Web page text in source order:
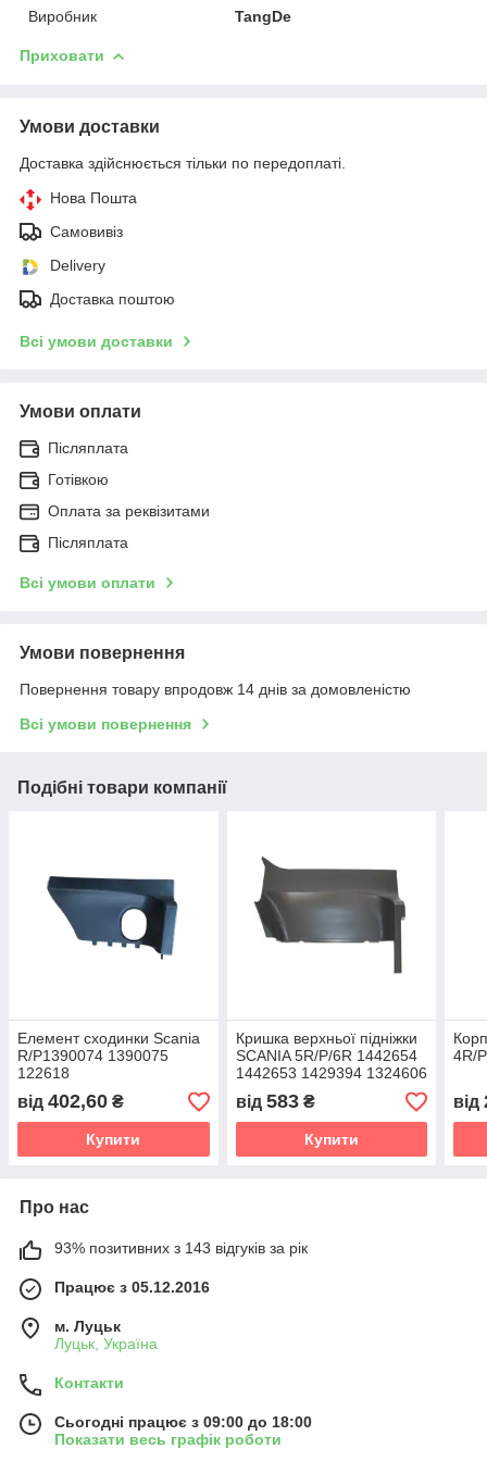
Виробник
TangDe
Приховати
Умови доставки
Доставка здійснюється тільки по передоплаті.
Нова Пошта
Самовивіз
Delivery
Доставка поштою
Всі умови доставки
Умови оплати
Післяплата
Готівкою
Оплата за реквізитами
Післяплата
Всі умови оплати
Умови повернення
Повернення товару впродовж 14 днів за домовленістю
Всі умови повернення
Подібні товари компанії
Елемент сходинки Scania
R/P1390074 1390075
122618
від 402,60 ₴
Купити
Кришка верхньої підніжки
SCANIA 5R/P/6R 1442654
1442653 1429394 1324606
від 583₴
Купити
4R/
від
Про нас
93% позитивних з 143 відгуків за рік
Працює з 05.12.2016
м. Луцьк
Луцьк, Україна
Контакти
Сьогодні працює з 09:00 до 18:00
Показати весь графік роботи